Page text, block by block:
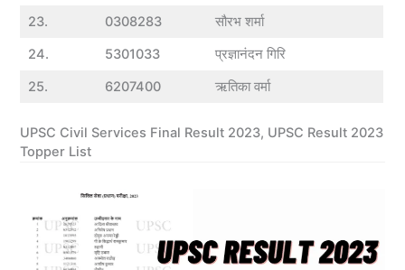
23.
0308283
सौरभ शर्मा
24.
5301033
प्रज्ञानंदन गिरि
25.
6207400 ऋतिका वर्मा
UPSC Civil Services Final Result 2023, UPSC Result 2023
Topper List